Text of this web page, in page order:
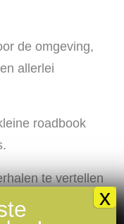
de omgeving,
allerlei
roadbook
te vertellen
x